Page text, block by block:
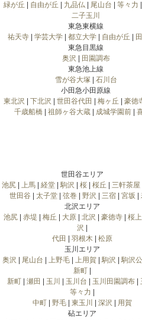
緑が丘
自由が丘 九品仏| 尾山台 等々力
二子玉川
東急東横線
祐天寺
学芸大学 都立大学 自由が丘
東急目黒線
奥沢
田園調布
東急池上線
雪が谷大塚| 石川台
小田急小田原線
東北沢
下北沢 世田谷代田 梅ヶ丘 豪徳
千歳船橋| 祖師ヶ谷大蔵| 成城学園前|
世田谷エリア
池尻| 上馬| 経堂| 駒沢 桜| 桜丘 三軒茶屋
世田谷
太子堂 弦巻 野沢 三宿 宮坂
北沢エリア
池尻| 赤堤 梅丘 大原| 北沢 豪徳寺| 桜
沢
代田
羽根木
松原
玉川エリア
奥沢
尾山台 上野毛 上用賀 駒沢 駒沢
新町
新町| 瀬田 玉川 玉川台 玉川田園調布|
等々力
中町
野毛 東玉川 深沢
用賀
砧エリア